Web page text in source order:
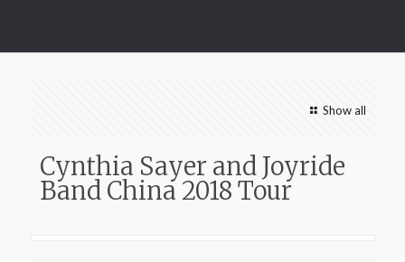
Show all
Cynthia Sayer and Joyride
Band China 2018 Tour